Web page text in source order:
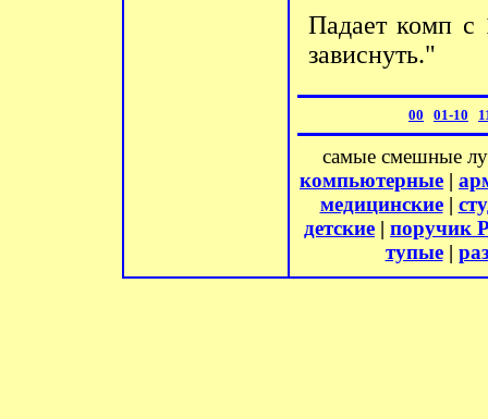
Падает комп с
зависнуть."
00 01-10
самые смешные
компьютерные |
медицинские|
детские | поручик
тупые|